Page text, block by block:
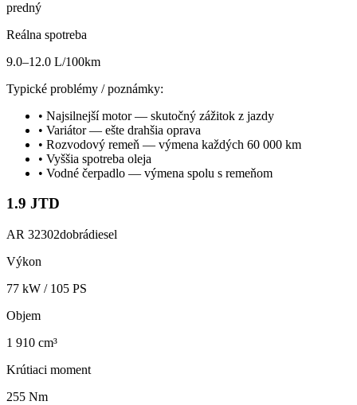
predný
Reálna spotreba
9.0–12.0 L/100km
Typické problémy / poznámky:
• Najsilnejší motor — skutočný zážitok z jazdy
• Variátor — ešte drahšia oprava
• Rozvodový remeň — výmena každých 60 000 km
• Vyššia spotreba oleja
• Vodné čerpadlo — výmena spolu s remeňom
1.9 JTD
AR 32302dobrádiesel
Výkon
77 kW / 105 PS
Objem
1 910 cm³
Krútiaci moment
255 Nm